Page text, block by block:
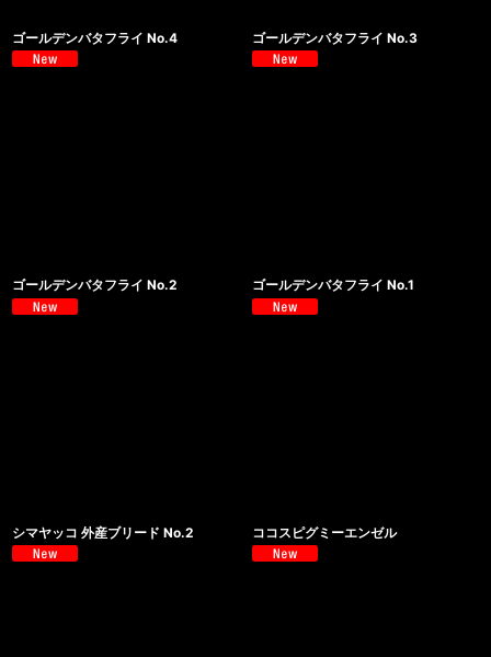
ゴールデンバタフライ No.4 ゴールデンバタフライ No.3
ゴールデンバタフライ No.2 ゴールデンバタフライ No.1
シマヤッコ 外産ブリード No.2 ココスピグミーエンゼル